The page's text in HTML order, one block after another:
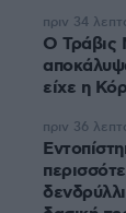
O Τράβις
είχε η
πριν 34
πριν 36